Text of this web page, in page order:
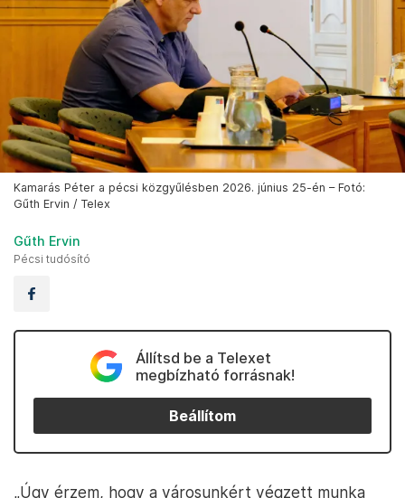
Kamarás Péter a pécsi közgyűlésben 2026. június 25-én – Fotó:
Gűth Ervin / Telex
Gűth Ervin
Pécsi tudósító
Állítsd be a Telexet
megbízható forrásnak!
Beállítom
„Úgy érzem, hogy a városunkért végzett munka